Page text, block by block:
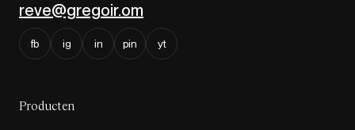
reve@gregoir.om
fb ig in pin yt
Producten